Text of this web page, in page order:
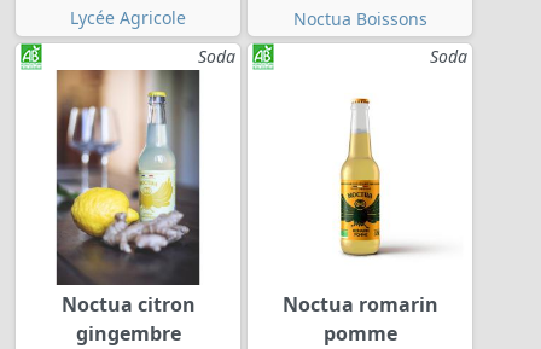
Lycée Agricole
Noctua Boissons
Soda
Noctua citron
gingembre
Soda
Noctua romarin
pomme